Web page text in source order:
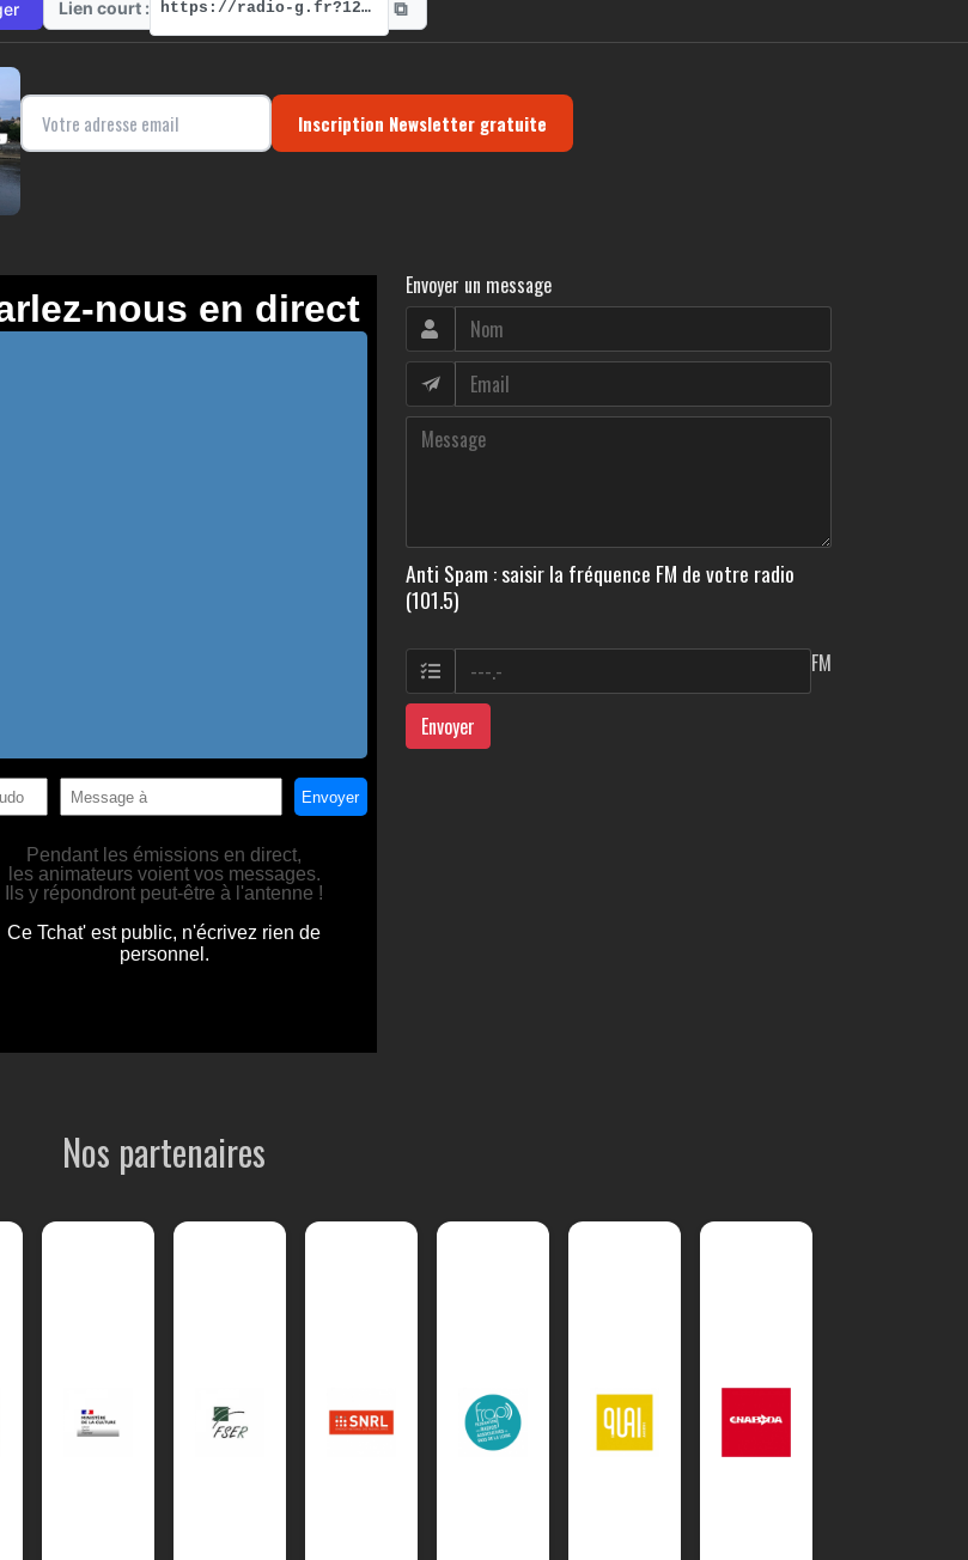
Lien court : https://radio-g.fr?12159 ⧉
Inscription Newsletter gratuite
Envoyer un message
Anti Spam : saisir la fréquence FM de votre radio
(101.5)
FM
Envoyer
Nos partenaires